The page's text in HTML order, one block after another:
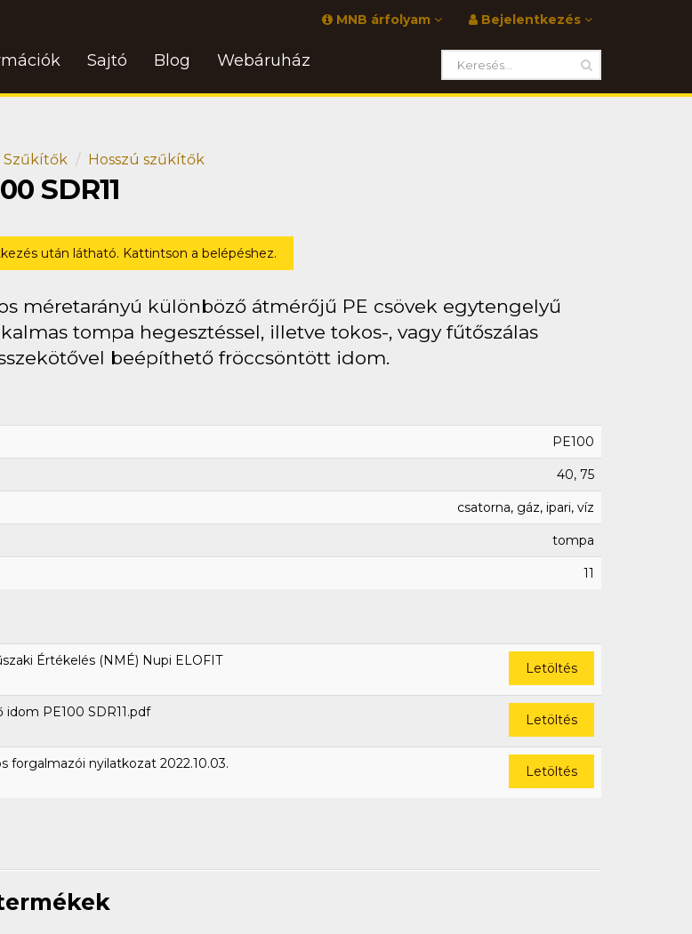
Bejelentkezés
MNB árfolyam
Sajtó Blog Webáruház
Szűkítők Hosszú szűkítők
SDR11
után látható. Kattintson a belépéshez.
méretarányú különböző átmérőjű PE csövek egytengelyű
tompa hegesztéssel, illetve tokos-, vagy fűtőszálas
beépíthető fröccsöntött idom.
PE100
40, 75
csatorna, gáz, ipari, víz
tompa
11
Értékelés (NMÉ) Nupi ELOFIT Letöltés
PE100 SDR11.pdf Letöltés
forgalmazói nyilatkozat 2022.10.03. Letöltés